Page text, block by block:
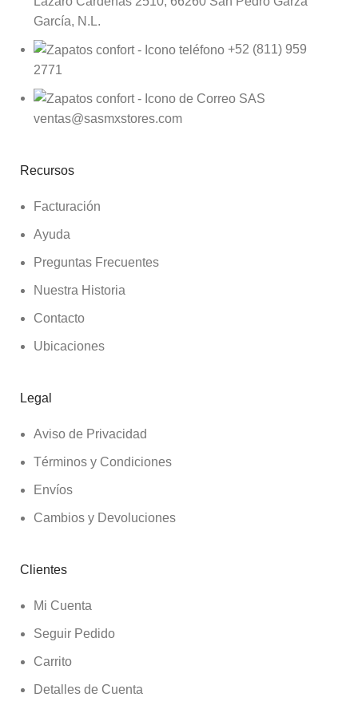
García, N.L.
+52 (811) 959
2771
ventas@sasmxstores.com
Recursos
Facturación
Ayuda
Preguntas Frecuentes
Nuestra Historia
Contacto
Ubicaciones
Legal
Aviso de Privacidad
Términos y Condiciones
Envíos
Cambios y Devoluciones
Clientes
Mi Cuenta
Seguir Pedido
Carrito
Detalles de Cuenta